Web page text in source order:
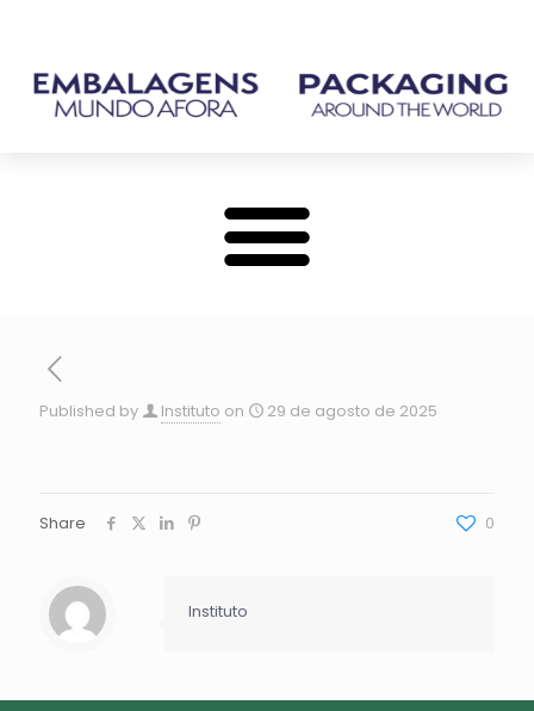
Published by Instituto on 29 de agosto de 2025
Share 0
Instituto